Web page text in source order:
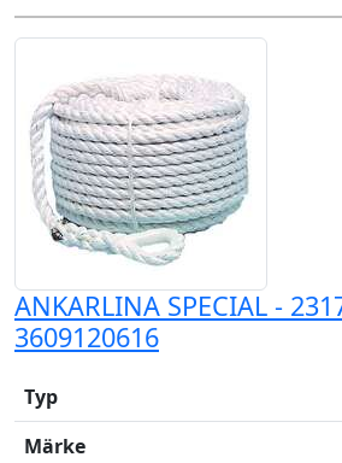
ANKARLINA SPECIAL -
3609120616
Typ
Märke